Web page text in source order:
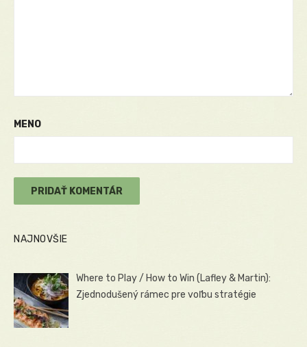
MENO
NAJNOVŠIE
Where to Play / How to Win (Lafley & Martin):
Zjednodušený rámec pre voľbu stratégie